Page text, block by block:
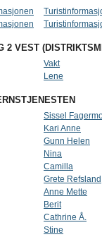
2 VEST
Vakt
Lene
Sissel
Kari Anne
Gunn Helen
Nina
Camilla
Grete Refsland
Anne Mette
Berit
Cathrine Å.
Stine